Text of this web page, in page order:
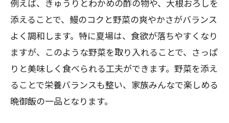
鰻の脂を爽やかにする副菜の工夫ポイン
ト
納豆やきゅうりで鰻をヘルシーに楽しむ
方法
うなぎ献立に合う簡単おかず提案
うなぎに合うおかず レシピで手軽な献立
例えば、きゅうりとわかめの酢の物や、大根おろしを
添えることで、鰻のコクと野菜の爽やかさがバランス
よく調和します。特に夏場は、食欲が落ちやすくなり
ますが、このような野菜を取り入れることで、さっぱ
りと美味しく食べられる工夫ができます。野菜を添え
ることで栄養バランスも整い、家族みんなで楽しめる
晩御飯の一品となります。